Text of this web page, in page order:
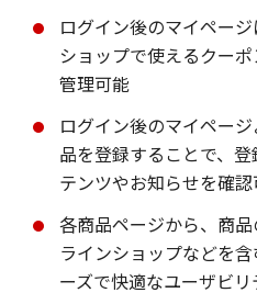
ログイン後のマイペー
ショップで使えるクー
管理可能
ログイン後のマイペー
品を登録することで、
テンツやお知らせを確
各商品ページから、商
ラインショップなどを
ーズで快適なユーザビ